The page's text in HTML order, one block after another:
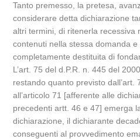
Tanto premesso, la pretesa,
considerare detta dichiarazione
altri termini, di ritenerla recessiva
contenuti nella stessa domanda
completamente destituita di
L’art. 75 del d.P.R. n. 445 del
restando quanto previsto dall’art.
all’articolo 71 [afferente alle
precedenti artt. 46 e 47] emerga
dichiarazione, il dichiarante
conseguenti al provvedimento